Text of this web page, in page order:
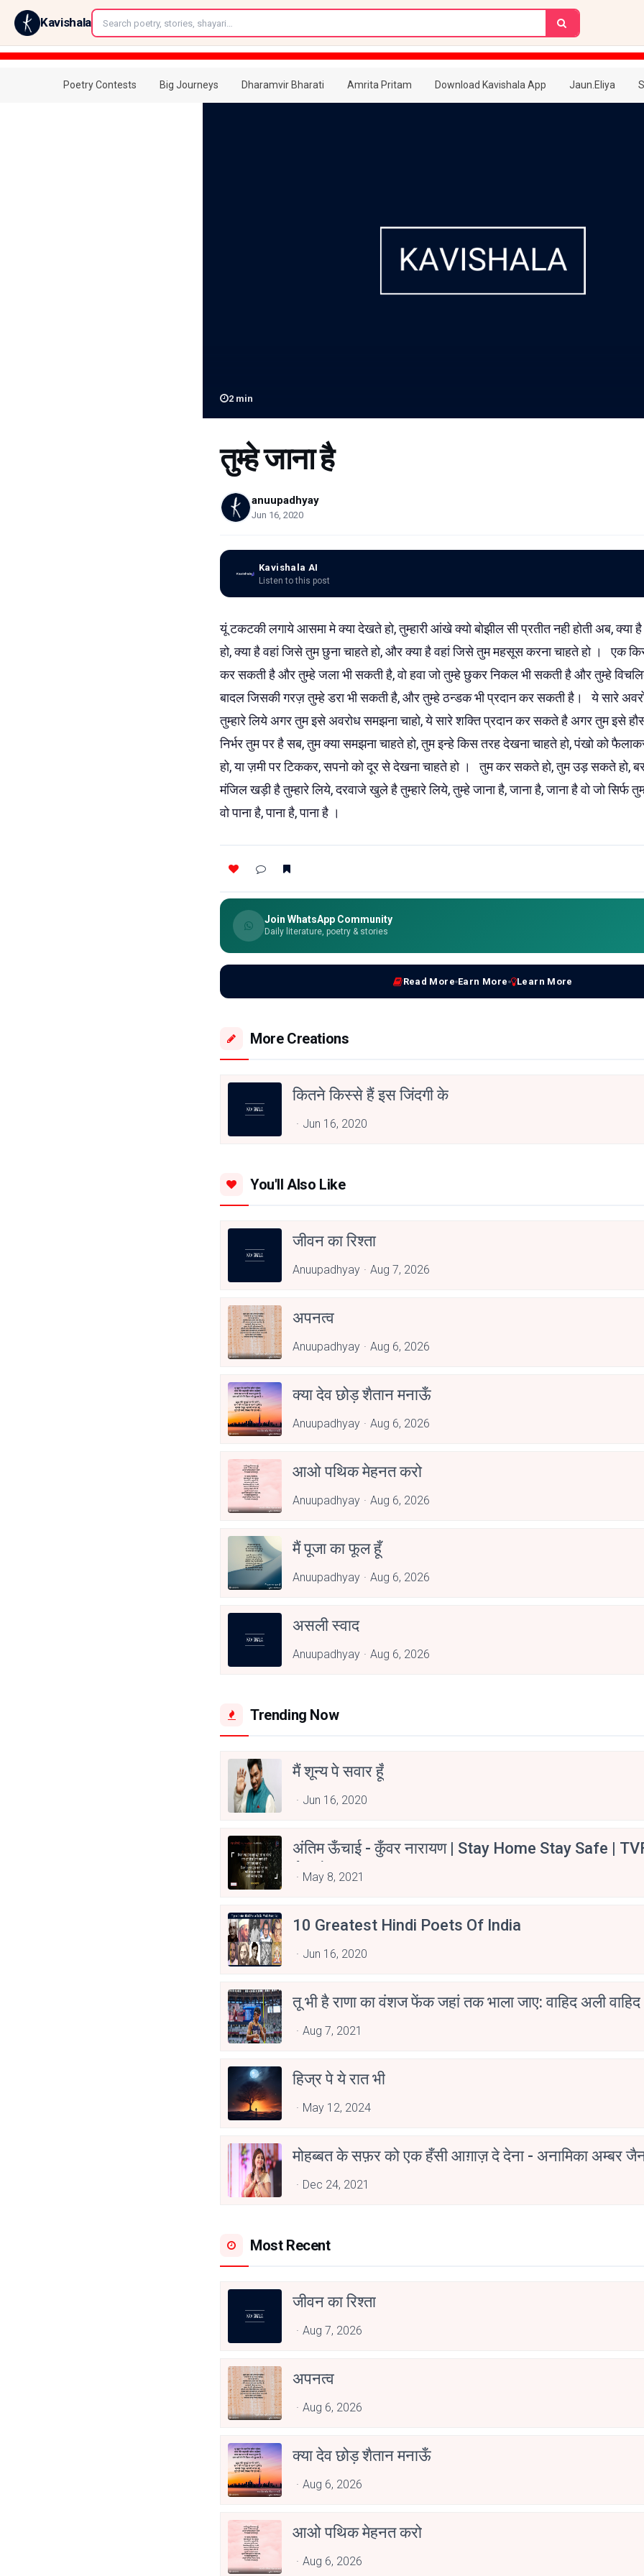
Kavishala
Poetry Contests Big Journeys Dharamvir Bharati Amrita Pritam Download Kavishala App Jaun.Eliya
2 min
तुम्हे जाना है
anuupadhyay
Jun 16, 2020
Kavishala AI
Listen to this post
यूं टकटकी लगाये आसमा मे क्या देखते हो, तुम्हारी आंखे क्यो बोझील सी प्रतीत नही होती अब, क्या है
हो, क्या है वहां जिसे तुम छुना चाहते हो, और क्या है वहां जिसे तुम महसूस करना चाहते हो । एक
कर सकती है और तुम्हे जला भी सकती है, वो हवा जो तुम्हे छुकर निकल भी सकती है और तुम्हे
बादल जिसकी गरज़ तुम्हे डरा भी सकती है, और तुम्हे ठन्डक भी प्रदान कर सकती है। ये सारे
तुम्हारे लिये अगर तुम इसे अवरोध समझना चाहो, ये सारे शक्ति प्रदान कर सकते है अगर तुम इसे
निर्भर तुम पर है सब, तुम क्या समझना चाहते हो, तुम इन्हे किस तरह देखना चाहते हो, पंखो को
हो, या ज़मी पर टिककर, सपनो को दूर से देखना चाहते हो । तुम कर सकते हो, तुम उड़ सकते हो,
मंजिल खड़ी है तुम्हारे लिये, दरवाजे खुले है तुम्हारे लिये, तुम्हे जाना है, जाना है, जाना है वो जो सिर्फ
वो पाना है, पाना है, पाना है ।
Join WhatsApp Community
Daily literature, poetry & stories
Read More Earn More Learn More
More Creations
कितने किस्से हैं इस जिंदगी के
Jun 16, 2020
You'll Also Like
जीवन का रिश्ता
Anuupadhyay Aug 7, 2026
अपनत्व
Anuupadhyay Aug 6, 2026
क्या देव छोड़ शैतान मनाऊँ
Anuupadhyay Aug 6, 2026
आओ पथिक मेहनत करो
Anuupadhyay Aug 6, 2026
मैं पूजा का फूल हूँ
Anuupadhyay Aug 6, 2026
असली स्वाद
Anuupadhyay Aug 6, 2026
Trending Now
मैं शून्य पे सवार हूँ
Jun 16, 2020
अंतिम ऊँचाई - कुँवर नारायण | Stay Home Stay Safe |
Aspirants
May 8, 2021
10 Greatest Hindi Poets Of India
Jun 16, 2020
तू भी है राणा का वंशज फेंक जहां तक भाला जाए: वाहिद अली वाहिद
Aug 7, 2021
हिज्र पे ये रात भी
May 12, 2024
मोहब्बत के सफ़र को एक हँसी आग़ाज़ दे देना - अनामिका अम्बर
Dec 24, 2021
Most Recent
जीवन का रिश्ता
Aug 7, 2026
अपनत्व
Aug 6, 2026
क्या देव छोड़ शैतान मनाऊँ
Aug 6, 2026
आओ पथिक मेहनत करो
Aug 6, 2026